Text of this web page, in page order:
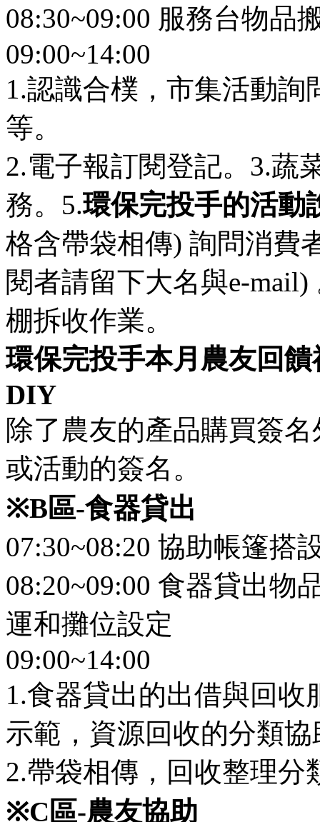
08:30~09:00 服務台物品
09:00~14:00
1.認識合樸，市集活動
等。
2.電子報訂閱登記。3.蔬
務。5.環保完投手的活動
格含帶袋相傳) 詢問消費
閱者請留下大名與e-mail)
棚拆收作業。
環保完投手本月農友回
DIY
除了農友的產品購買簽
或活動的簽名。
※B區-食器貸出
07:30~08:20 協助帳篷搭
08:20~09:00 食器貸出物
運和攤位設定
09:00~14:00
1.食器貸出的出借與回
示範，資源回收的分類協
2.帶袋相傳，回收整理分
※C 區-農友協助